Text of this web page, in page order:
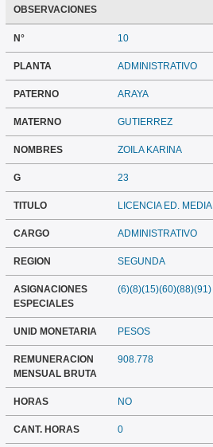
OBSERVACIONES
N° 10
PLANTA ADMINISTRATIVO
PATERNO ARAYA
MATERNO GUTIERREZ
NOMBRES ZOILA KARINA
G 23
TITULO LICENCIA ED. MEDIA
CARGO ADMINISTRATIVO
REGION SEGUNDA
ASIGNACIONES
ESPECIALES
(6)(8)(15)(60)(88)(91)
UNID MONETARIA PESOS
REMUNERACION
MENSUAL BRUTA
908.778
HORAS NO
CANT. HORAS 0